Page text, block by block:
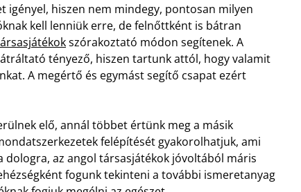
igényel, hiszen nem mindegy, pontosan milyen
kell lenniük erre, de felnőttként is bátran
szórakoztató módon segítenek. A
tényező, hiszen tartunk attól, hogy valamit
A megértő és egymást segítő csapat ezért
elő, annál többet értünk meg a másik
felépítését gyakorolhatjuk, ami
az angol társasjátékok jóvoltából máris
fogunk tekinteni a további ismeretanyag